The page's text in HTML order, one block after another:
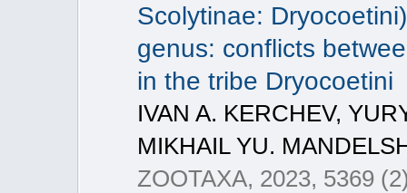
Scolytinae:
genus: conflicts
in the tribe Dryocoetini
IVAN A. KERCHEV,
MIKHAIL YU.
ZOOTAXA, 2023, 5369